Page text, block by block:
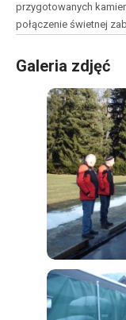
przygotowanych
połączenie świetnej
Galeria zdjęć